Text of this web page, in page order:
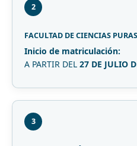
2
FACULTAD DE CIENCIAS
Inicio de matriculación:
A PARTIR DEL 27 DE JULIO
3